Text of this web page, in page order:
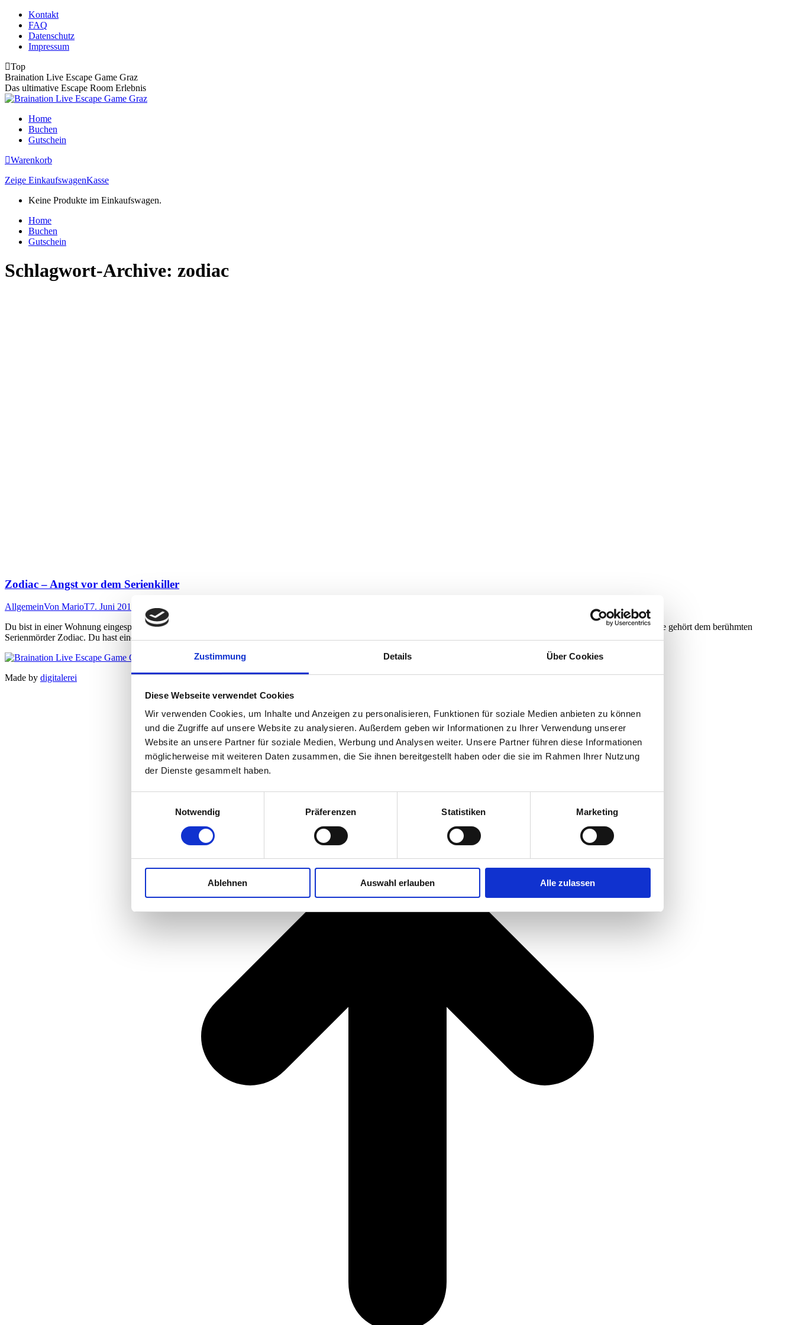
Zustimmung Details Über Cookies
Diese Webseite verwendet Cookies
Wir verwenden Cookies, um Inhalte und Anzeigen zu personalisieren, Funktionen für soziale Medien anbieten zu können
und die Zugriffe auf unsere Website zu analysieren. Außerdem geben wir Informationen zu Ihrer Verwendung unserer
Website an unsere Partner für soziale Medien, Werbung und Analysen weiter. Unsere Partner führen diese Informationen
möglicherweise mit weiteren Daten zusammen, die Sie ihnen bereitgestellt haben oder die sie im Rahmen Ihrer Nutzung
der Dienste gesammelt haben.
Notwendig
Präferenzen Statistiken Marketing
Ablehnen Auswahl erlauben Alle zulassen
Zum
Inhalt
springen
Kontakt
FAQ
Datenschutz
Impressum
Top
Braination Live Escape Game Graz
Das ultimative Escape Room Erlebnis
Home
Buchen
Gutschein
Warenkorb
Zeige EinkaufswagenKasse
Keine Produkte im Einkaufswagen.
Home
Buchen
Gutschein
Schlagwort-Archive: zodiac
Zodiac – Angst vor dem Serienkiller
AllgemeinVon MarioT7. Juni 2017
Du bist in einer Wohnung eingesperrt. Irgendwie riecht es hier seltsam. Und es ist auch so gar nicht wohnlich. Schnell stellst du fest: Es ist keinesfalls eine normale Wohnung. Sie gehört dem berühmten
Serienmörder Zodiac. Du hast eine Stunde Zeit, um abzuhauen, sonst kommt Zodiac zurück. Und er zeigt seine Gastfreundschaft auf seine ganz eigene…
Made by digitalerei